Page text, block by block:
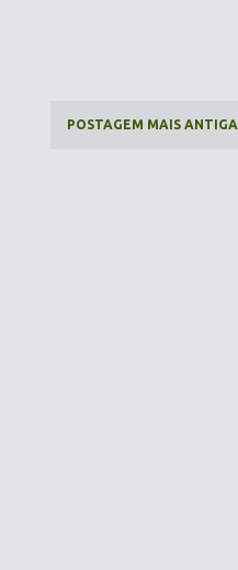
POSTAGEM MAIS ANTIGA